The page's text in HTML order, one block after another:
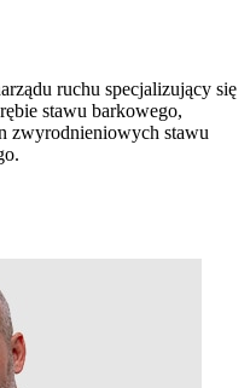
ruchu specjalizujący się
stawu barkowego,
zwyrodnieniowych stawu